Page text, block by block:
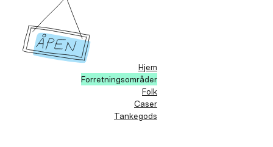
Hjem
Forretningsområder
Folk
Caser
Tankegods